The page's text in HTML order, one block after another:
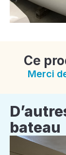
Ce
Merci
bateau